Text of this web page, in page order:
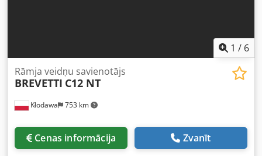
1 / 6
Kłodawa 753 km
Rāmja veidņu savienotājs
BREVETTI C12 NT
Cenas informācija Zvanīt